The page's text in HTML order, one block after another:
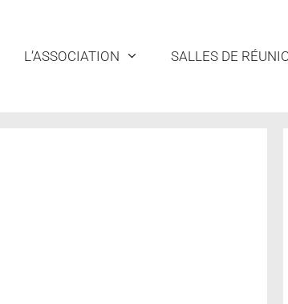
L’ASSOCIATION SALLES DE